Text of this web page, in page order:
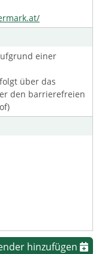
einer
über das
den barrierefreien
hinzufügen